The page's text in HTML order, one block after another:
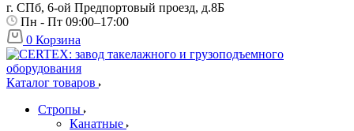
г. СПб, 6-ой Предпортовый проезд, д.8Б
Пн - Пт 09:00–17:00
0 Корзина
Каталог товаров
Стропы
Канатные